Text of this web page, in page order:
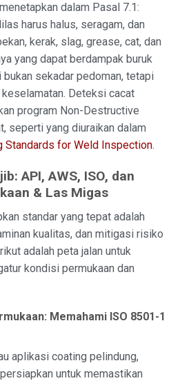
dalam Pasal 7.1:
harus halus, seragam, dan
kerak, slag, grease, cat, dan
yang dapat berdampak buruk
bukan sekadar pedoman, tetapi
Deteksi cacat
program Non-Destructive
seperti yang diuraikan dalam
Standards for Weld Inspection.
API, AWS, ISO, dan
& Las Migas
standar yang tepat adalah
kualitas, dan mitigasi risiko
adalah peta jalan untuk
kondisi permukaan dan
Memahami ISO 8501-1
aplikasi coating pelindung,
untuk memastikan